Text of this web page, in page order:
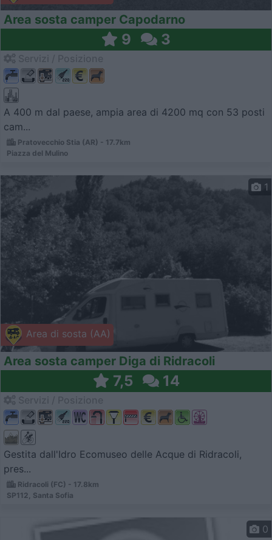
Area sosta camper Capodarno
9 3
A 400 m dal paese, ampia area di 4200 mq con 53 posti
cam...
Pratovecchio Stia (AR) - 17.7km
Piazza del Mulino
Area di sosta (AA)
1
Area sosta camper Diga di Ridracoli
7,5 14
Gestita dall'Idro Ecomuseo delle Acque di Ridracoli,
pres...
Ridracoli (FC) - 17.8km
SP112, Santa Sofia
0